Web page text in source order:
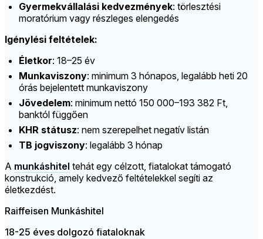
Gyermekvállalási kedvezmények: törlesztési
moratórium vagy részleges elengedés
Igénylési feltételek:
Életkor: 18–25 év
Munkaviszony: minimum 3 hónapos, legalább heti 20
órás bejelentett munkaviszony
Jövedelem: minimum nettó 150 000–193 382 Ft,
banktól függően
KHR státusz: nem szerepelhet negatív listán
TB jogviszony: legalább 3 hónap
A munkáshitel tehát egy célzott, fiatalokat támogató
konstrukció, amely kedvező feltételekkel segíti az
életkezdést.
Raiffeisen Munkáshitel
18-25 éves dolgozó fiataloknak